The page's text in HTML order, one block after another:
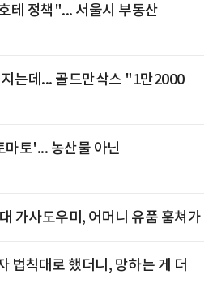
테 정책"... 서울시 부동산
는데... 골드만삭스 "1만2000
토'... 농산물 아닌
가사도우미, 어머니 유품 훔쳐가
법칙대로 했더니, 망하는 게 더